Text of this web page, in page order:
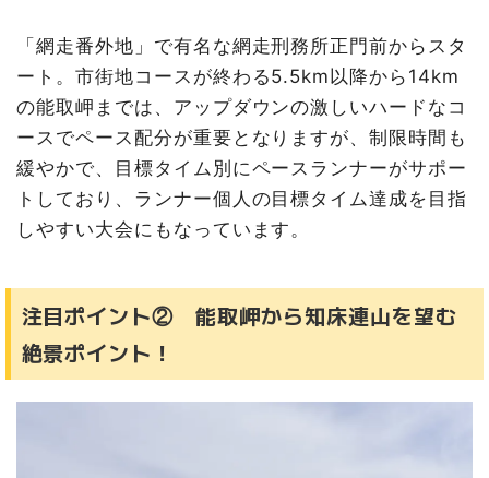
「網走番外地」で有名な網走刑務所正門前からスタ
ート。市街地コースが終わる5.5km以降から14km
の能取岬までは、アップダウンの激しいハードなコ
ースでペース配分が重要となりますが、制限時間も
緩やかで、目標タイム別にペースランナーがサポー
トしており、ランナー個人の目標タイム達成を目指
しやすい大会にもなっています。
注目ポイント② 能取岬から知床連山を望む
絶景ポイント！